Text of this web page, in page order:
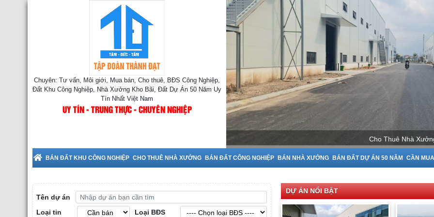
Chuyên: Tư vấn, Môi giới, Mua bán, Cho thuê, BĐS Công Nghiệp,
Đất Khu Công Nghiệp, Nhà Xưởng Kho Bãi, Đất Dự Án 50 Năm Uy
Tín Nhất Việt Nam
UY TÍN - TRUNG THỰC - CHUYÊN NGHIỆP
BÁN ĐẤT KHU CÔNG NGHIỆP CHO THUÊ NHÀ XƯỞNG BÁN ĐẤT CÔNG NGHIỆP BÁN NHÀ XƯỞNG BÁN ĐẤT DỰ ÁN 50 NĂM CẦN MUA
Tên dự án
Loại tin
Loại BĐS
DỰ ÁN NỔI BẬT